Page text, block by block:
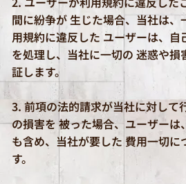
間に紛争が 生じた場合、当社は、
用規約に違反した ユーザーは、
を処理し、当社に一切の 迷惑や
証します。
3. 前項の法的請求が当社に対して
の損害を 被った場合、ユーザー
も含め、当社が要した 費用一切に
す。